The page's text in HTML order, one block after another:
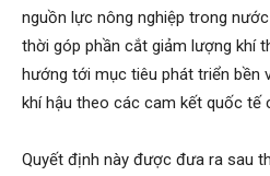
nguồn lực nông nghiệp trong
thời góp phần cắt giảm lượng khí
hướng tới mục tiêu phát triển bền
khí hậu theo các cam kết quốc tế
Quyết định này được đưa ra sau